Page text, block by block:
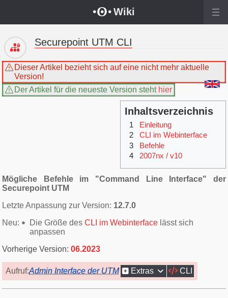
Wiki
Securepoint UTM CLI
Dieser Artikel bezieht sich auf eine nicht mehr aktuelle
Version!
Der Artikel für die neueste Version steht hier
Inhaltsverzeichnis
1
Einleitung
2
CLI im Webinterface
3
Befehle
4
2007nx / v10
Mögliche Befehle im "Command Line Interface" der
Securepoint UTM
Letzte Anpassung zur Version: 12.7.0
Neu:
Die Größe des CLI im Webinterfacelässt sich
anpassen
06.2023
Aufruf:Admin Interface der UTM Extras CLI